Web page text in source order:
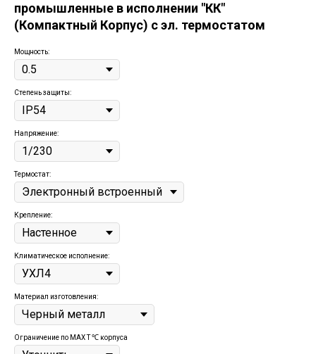
промышленные в исполнении "КК"
(Компактный Корпус) с эл. термостатом
Мощность:
Степень защиты:
Напряжение:
Термостат:
Крепление:
Климатическое исполнение:
Материал изготовления:
Ограничение по MAX T ℃ корпуса